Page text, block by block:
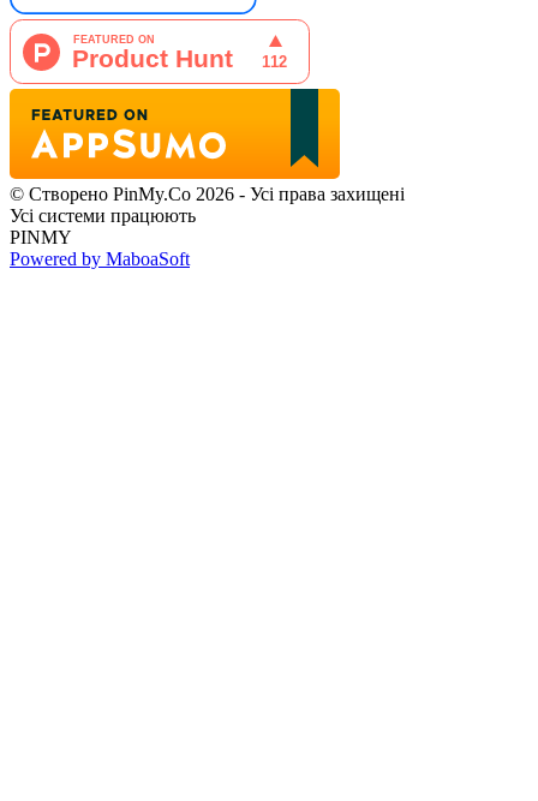
© Створено PinMy.Co 2026 - Усі права захищені
Усі системи працюють
PINMY
Powered by MaboaSoft